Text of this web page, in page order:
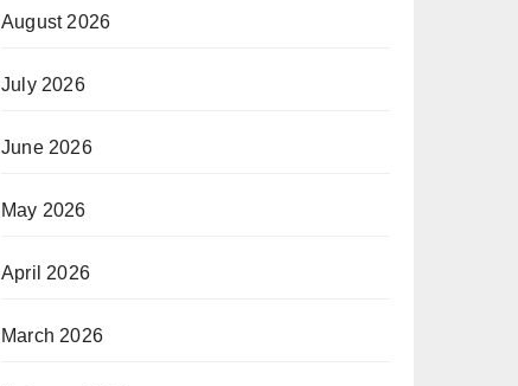
August 2026
July 2026
June 2026
May 2026
April 2026
March 2026